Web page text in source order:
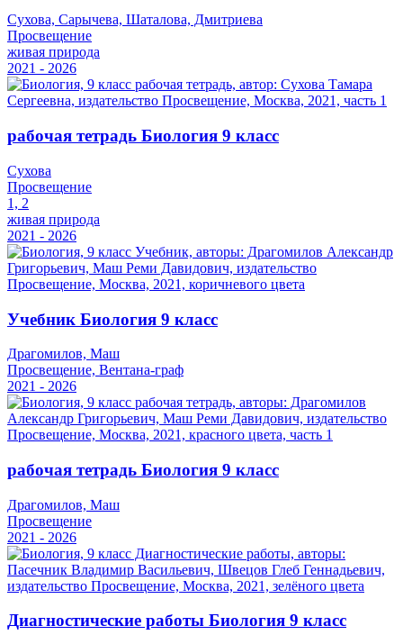
Сухова, Сарычева, Шаталова, Дмитриева
Просвещение
живая природа
2021 - 2026
рабочая тетрадь Биология 9 класс
Сухова
Просвещение
1, 2
живая природа
2021 - 2026
Учебник Биология 9 класс
Драгомилов, Маш
Просвещение, Вентана-граф
2021 - 2026
рабочая тетрадь Биология 9 класс
Драгомилов, Маш
Просвещение
2021 - 2026
Диагностические работы Биология 9 класс